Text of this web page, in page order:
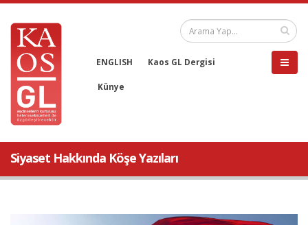
ENGLISH Kaos GL Dergisi
Künye
Siyaset Hakkında Köşe Yazıları